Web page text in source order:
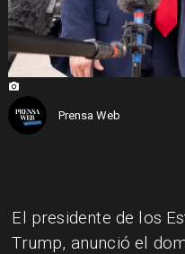
Prensa Web
El presidente de los
Trump, anunció el